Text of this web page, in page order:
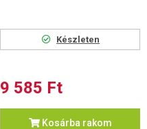
Készleten
9 585 Ft
Kosárba rakom